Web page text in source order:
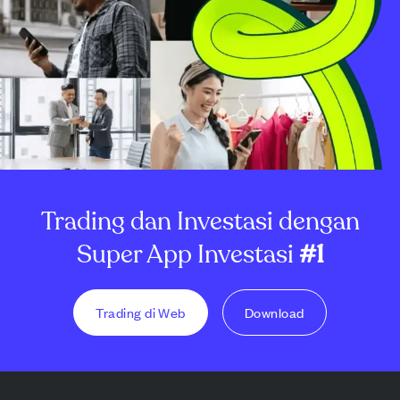
Trading dan Investasi dengan
Super App Investasi#1
Trading di Web Download